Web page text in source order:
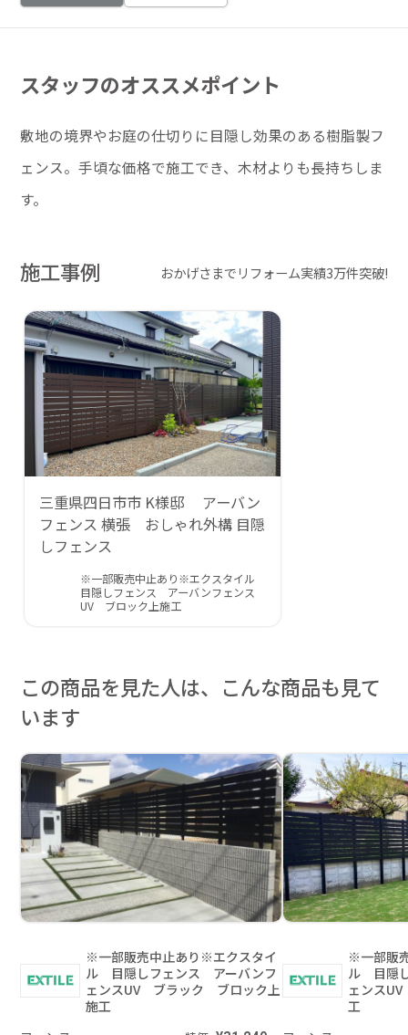
スタッフのオススメポイント
敷地の境界やお庭の仕切りに目隠し効果のある樹脂製フ
ェンス。手頃な価格で施工でき、木材よりも長持ちしま
す。
施工事例 おかげさまでリフォーム実績3万件突破!
三重県四日市市 K様邸 アーバン
フェンス 横張 おしゃれ外構 目隠
しフェンス
※一部販売中止あり※エクスタイル
目隠しフェンス アーバンフェンス
UV ブロック上施工
この商品を見た人は、こんな商品も見て
います
※一部販売中止あり※エクスタイ
ル 目隠しフェンス アーバンフ
ェンスUV ブラック ブロック上
施工
※一部販
ル 目隠
ェンス
工